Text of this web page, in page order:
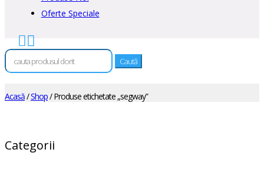
Oferte Speciale
 
Caută
după:
Acasă/Shop/ Produse etichetate „segway”
Categorii